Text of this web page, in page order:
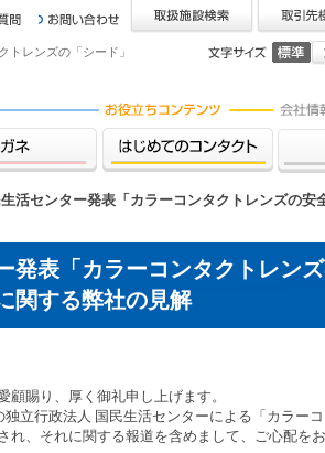
トレンズの「シード」
生活センター発表「カラーコンタクトレンズの
発表「カラーコンタクトレン
関する弊社の見解
賜り、厚く御礼申し上げます。
立行政法人 国民生活センターによる「カラー
れ、それに関する報道を含めまして、ご心配を